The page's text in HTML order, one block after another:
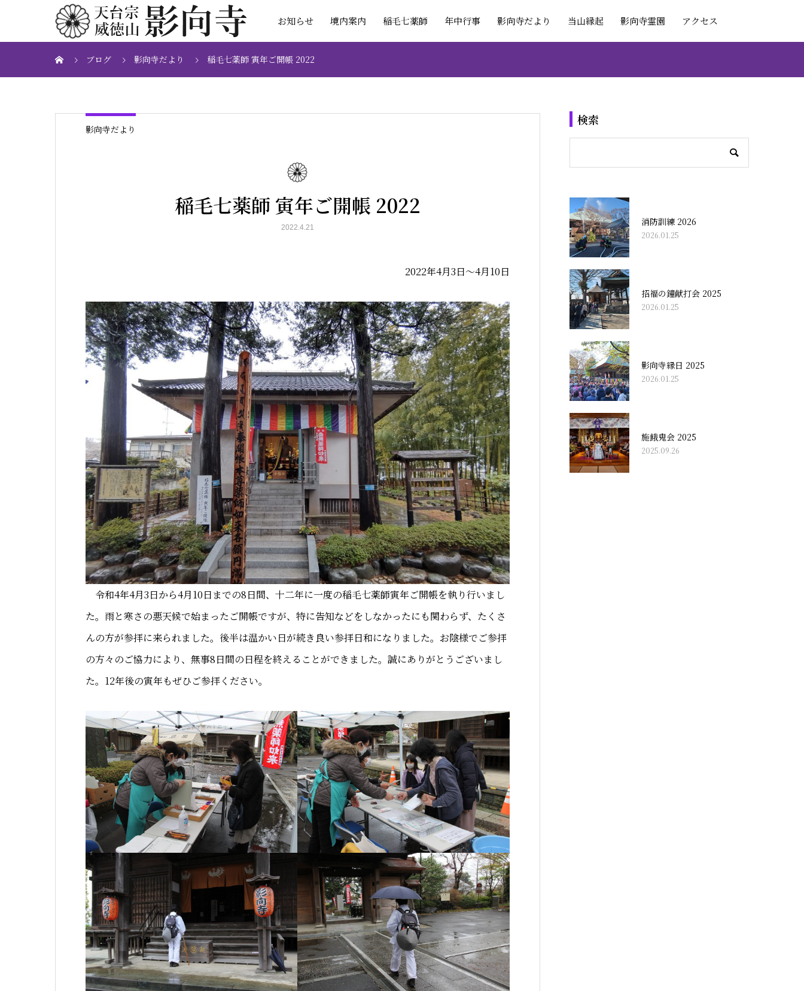
お知らせ 境内案内 稲毛七薬師 年中行事 影向寺だより 当山縁起 影向寺霊園 アクセス
ブログ 影向寺だより 稲毛七薬師 寅年ご開帳 2022
影向寺だより
稲毛七薬師 寅年ご開帳 2022
2022.4.21
2022年4月3日～4月10日
令和4年4月3日から4月10日までの8日間、十二年に一度の稲毛七薬師寅年ご開帳を執り行いまし
た。雨と寒さの悪天候で始まったご開帳ですが、特に告知などをしなかったにも関わらず、たくさ
んの方が参拝に来られました。後半は温かい日が続き良い参拝日和になりました。お陰様でご参拝
の方々のご協力により、無事8日間の日程を終えることができました。誠にありがとうございまし
た。12年後の寅年もぜひご参拝ください。
検索
消防訓練 2026
2026.01.25
招福の鐘献打会 2025
2026.01.25
影向寺縁日 2025
2026.01.25
施餓鬼会 2025
2025.09.26